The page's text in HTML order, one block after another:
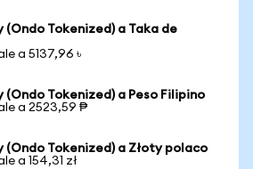
(Ondo Tokenized) a Taka de
a 5137,96 ৳
(Ondo Tokenized) a Peso Filipino
a 2523,59 ₱
(Ondo Tokenized) a Złoty polaco
a 154,31 zł